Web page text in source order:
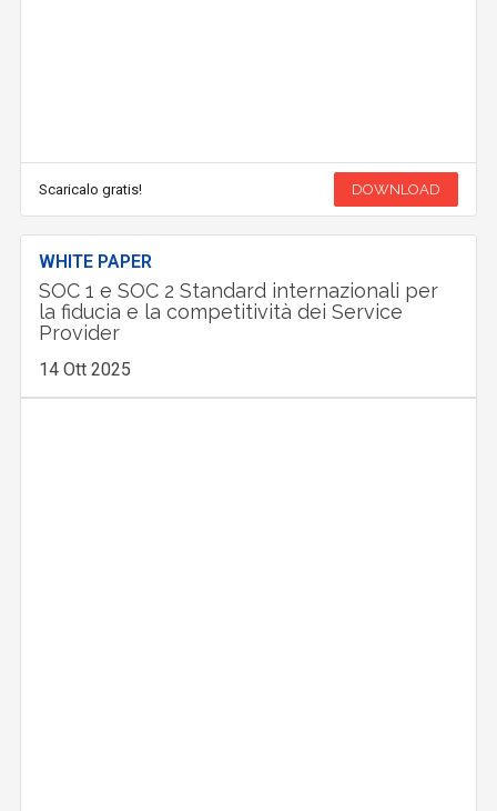
Scaricalo gratis! DOWNLOAD
WHITE PAPER
SOC 1 e SOC 2 Standard internazionali per
la fiducia e la competitività dei Service
Provider
14 Ott 2025